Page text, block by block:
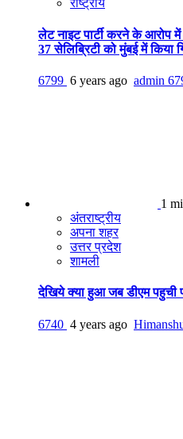
राष्ट्रीय
लेट नाइट पार्टी करने के आरोप
37 सेलिब्रिटी को मुंबई में किया
6799 6 years ago admin
1
अंतराष्ट्रीय
अपना शहर
उत्तर प्रदेश
शामली
देखिये क्या हुआ जब डीएम पहुची
6740 4 years ago